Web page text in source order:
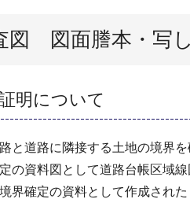
図 図面謄本・写
明について
と道路に隣接する土地の境界
の資料図として道路台帳区域
界確定の資料として作成され